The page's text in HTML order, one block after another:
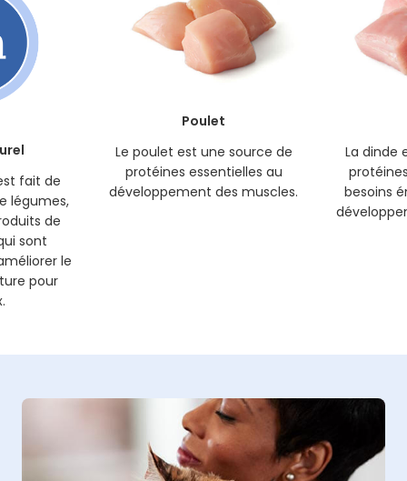
fait de
légumes,
de
sont
le
pour
Poulet
Le poulet est une source de
protéines essentielles au
développement des muscles.
La dinde
besoins